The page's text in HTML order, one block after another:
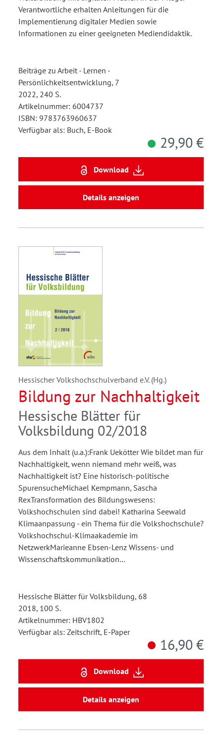
Verantwortliche erhalten Anleitungen für die
Implementierung digitaler Medien sowie
Informationen zu einer geeigneten Mediendidaktik.
Beiträge zu Arbeit - Lernen -
Persönlichkeitsentwicklung, 7
2022, 240 S.
Artikelnummer: 6004737
ISBN: 9783763960637
Verfügbar als: Buch, E-Book
29,90 €
Download
Details anzeigen
Hessischer Volkshochschulverband e.V. (Hg.)
Bildung zur Nachhaltigkeit
Hessische Blätter für
Volksbildung 02/2018
Aus dem Inhalt (u.a.):Frank Uekötter Wie bildet man für
Nachhaltigkeit, wenn niemand mehr weiß, was
Nachhaltigkeit ist? Eine historisch-politische
SpurensucheMichael Kempmann, Sascha
RexTransformation des Bildungswesens:
Volkshochschulen sind dabei! Katharina Seewald
Klimaanpassung - ein Thema für die Volkshochschule?
Volkshochschul-Klimaakademie im
NetzwerkMarieanne Ebsen-Lenz Wissens- und
Wissenschaftskommunikation…
Hessische Blätter für Volksbildung, 68
2018, 100 S.
Artikelnummer: HBV1802
Verfügbar als: Zeitschrift, E-Paper
16,90 €
Download
Details anzeigen